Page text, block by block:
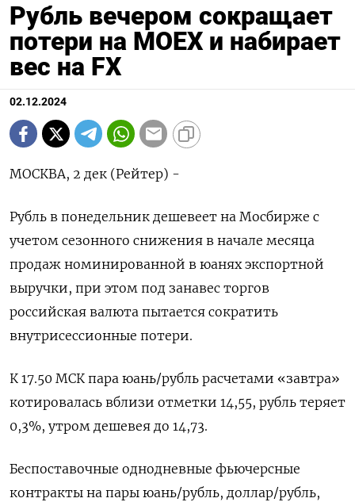
Рубль вечером сокращает
потери на MOEX и набирает
вес на FX
02.12.2024
МОСКВА, 2 дек (Рейтер) -
Рубль в понедельник дешевеет на Мосбирже с
учетом сезонного снижения в начале месяца
продаж номинированной в юанях экспортной
выручки, при этом под занавес торгов
российская валюта пытается сократить
внутрисессионные потери.
К 17.50 МСК пара юань/рубль расчетами «завтра»
котировалась вблизи отметки 14,55, рубль теряет
0,3%, утром дешевея до 14,73.
Беспоставочные однодневные фьючерсные
контракты на пары юань/рубль, доллар/рубль,